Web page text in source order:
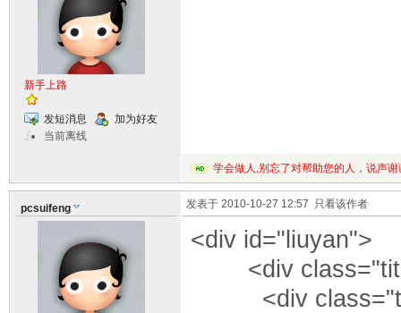
新手上路
发短消息
加为好友
当前离线
学会做人,别忘了对帮助您的人，说声谢
pcsuifeng 发表于 2010-10-27 12:57 只看该作者
<div id="liuyan">
<div
<div class="t-